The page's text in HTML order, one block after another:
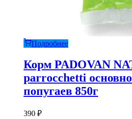
Подробнее
Корм PADOVAN
parrocchetti
попугаев 850г
390 ₽